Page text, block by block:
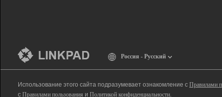
Россия - Русский
Использование этого сайта подразумевает ознакомление с Правилами
с Правилами пользования и Политикой конфиденциальности.